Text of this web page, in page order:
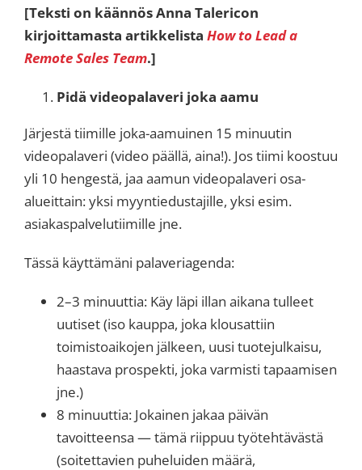
[Teksti on käännös Anna Talericon
kirjoittamasta artikkelista How to Lead a
Remote Sales Team.]
Pidä videopalaveri joka aamu
Järjestä tiimille joka-aamuinen 15 minuutin
videopalaveri (video päällä, aina!). Jos tiimi koostuu
yli 10 hengestä, jaa aamun videopalaveri osa-
alueittain: yksi myyntiedustajille, yksi esim.
asiakaspalvelutiimille jne.
Tässä käyttämäni palaveriagenda:
2–3 minuuttia: Käy läpi illan aikana tulleet
uutiset (iso kauppa, joka klousattiin
toimistoaikojen jälkeen, uusi tuotejulkaisu,
haastava prospekti, joka varmisti tapaamisen
jne.)
8 minuuttia: Jokainen jakaa päivän
tavoitteensa — tämä riippuu työtehtävästä
(soitettavien puheluiden määrä,